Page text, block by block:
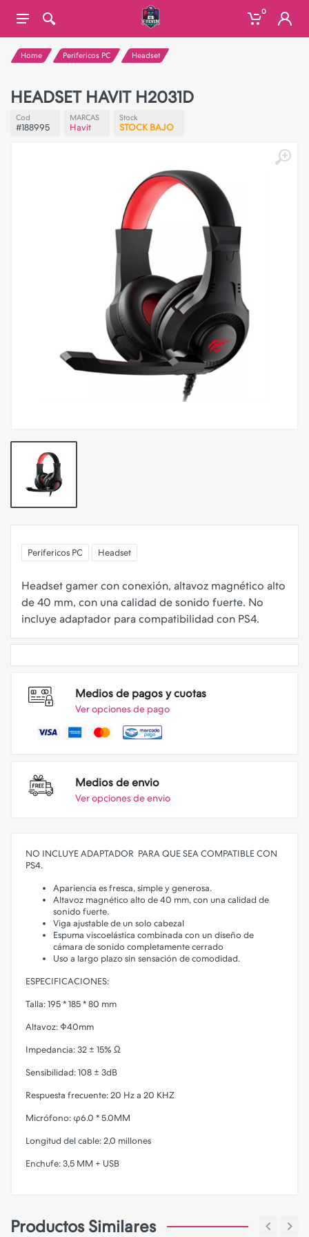
0
Home Perifericos PC Headset
HEADSET HAVIT H2031D
Cod
#188995
MARCAS
Havit
Stock
STOCK BAJO
Perifericos PC Headset
Headset gamer con conexión, altavoz magnético alto
de 40 mm, con una calidad de sonido fuerte. No
Medios de pagos y cuotas
Ver opciones de pago
Medios de envio
Ver opciones de envio
NO INCLUYE ADAPTADOR PARA QUE SEA COMPATIBLE CON
PS4.
Apariencia es fresca, simple y generosa.
Altavoz magnético alto de 40 mm, con una calidad de
sonido fuerte.
Viga ajustable de un solo cabezal
Espuma viscoelástica combinada con un diseño de
cámara de sonido completamente cerrado
Uso a largo plazo sin sensación de comodidad.
ESPECIFICACIONES:
Talla: 195 * 185 * 80 mm
Altavoz: Φ40mm
Impedancia: 32 ± 15% Ω
Sensibilidad: 108 ± 3dB
Respuesta frecuente: 20 Hz a 20 KHZ
Micrófono: φ6.0 * 5.0MM
Longitud del cable: 2,0 millones
Enchufe: 3,5 MM + USB
Productos Similares